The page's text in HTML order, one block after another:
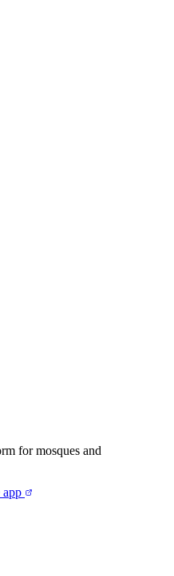
for mosques and